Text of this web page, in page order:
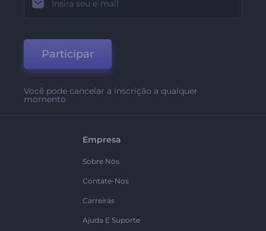
Participar
Você pode cancelar a inscrição a qualquer
momento
Empresa
Sobre Nós
Contate-Nos
Carreiras
Ajuda E Suporte